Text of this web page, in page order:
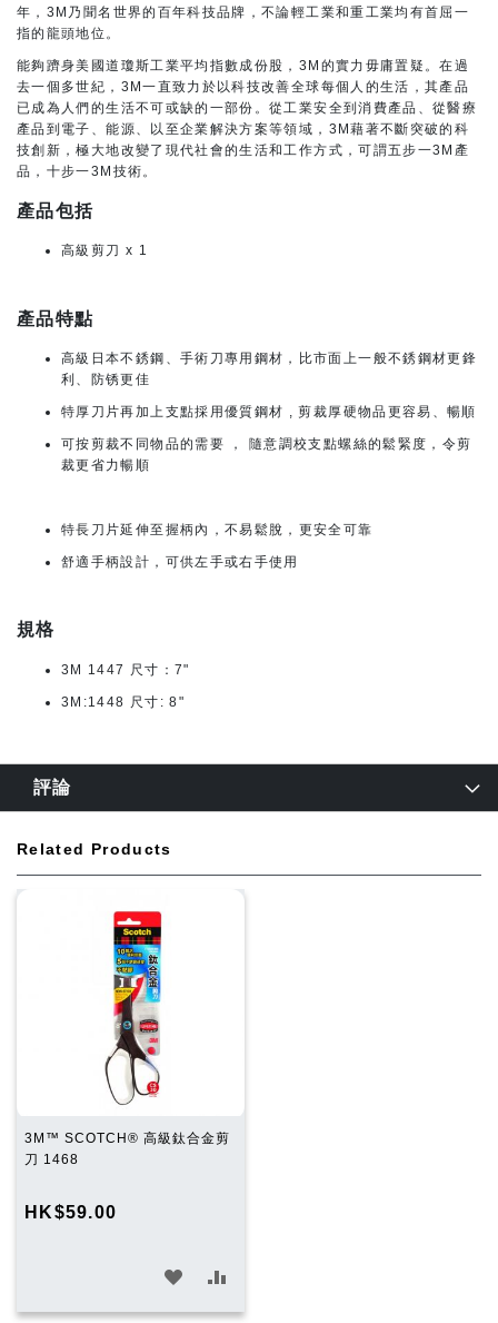
年，3M乃聞名世界的百年科技品牌，不論輕工業和重工業均有首屈一
指的龍頭地位。
能夠躋身美國道瓊斯工業平均指數成份股，3M的實力毋庸置疑。在過
去一個多世紀，3M一直致力於以科技改善全球每個人的生活，其產品
已成為人們的生活不可或缺的一部份。從工業安全到消費產品、從醫療
產品到電子、能源、以至企業解決方案等領域，3M藉著不斷突破的科
技創新，極大地改變了現代社會的生活和工作方式，可謂五步一3M產
品，十步一3M技術。
產品包括
高級剪刀 x 1
產品特點
高級日本不銹鋼、手術刀專用鋼材，比市面上一般不銹鋼材更鋒
利、防锈更佳
特厚刀片再加上支點採用優質鋼材 , 剪裁厚硬物品更容易、暢順
可按剪裁不同物品的需要 ， 隨意調校支點螺絲的鬆緊度，令剪
裁更省力暢順
特長刀片延伸至握柄內，不易鬆脫，更安全可靠
舒適手柄設計，可供左手或右手使用
規格
3M 1447 尺寸：7"
3M:1448 尺寸: 8"
評論
Related Products
3M™ SCOTCH® 高級鈦合金剪
刀 1468
HK$59.00
入 入